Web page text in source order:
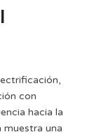
con
hacia la
una